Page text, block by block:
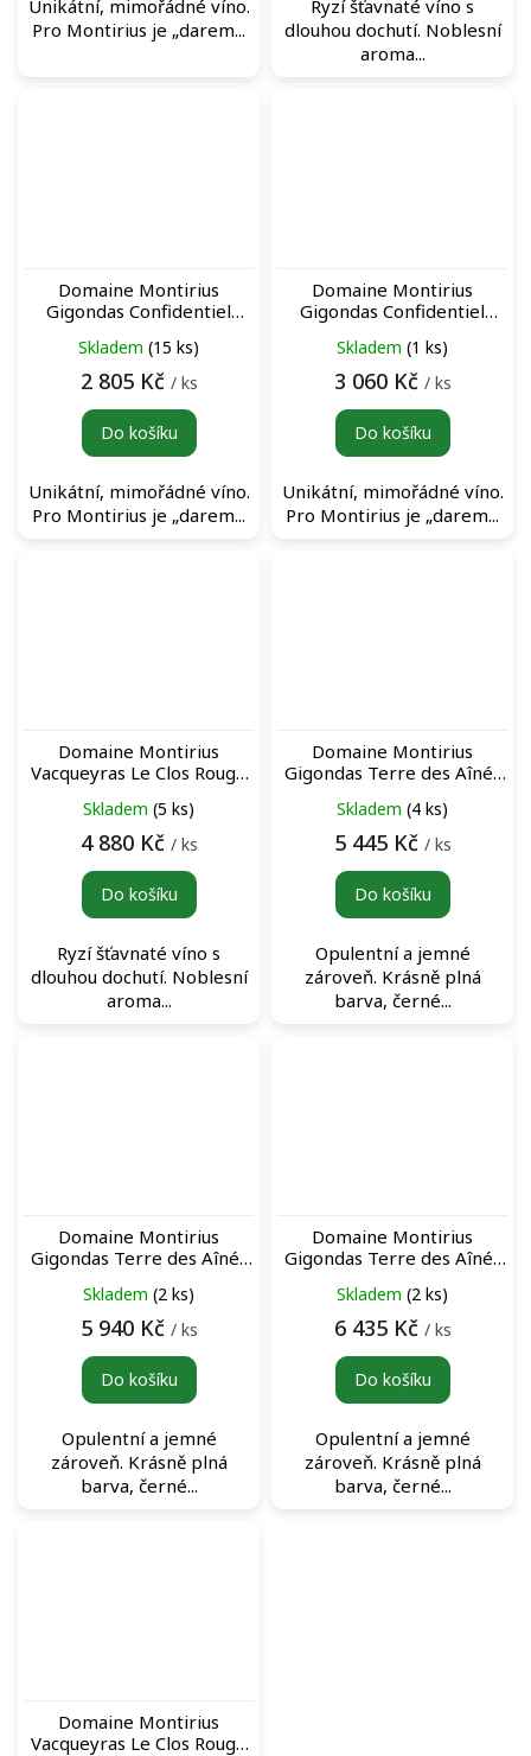
Unikátní, mimořádné víno.
Pro Montirius je „darem...
Ryzí šťavnaté víno s
dlouhou dochutí. Noblesní
aroma...
Domaine Montirius
Gigondas Confidentiel
červené víno
Skladem (15 ks)
2 805 Kč / ks
Do košíku
Unikátní, mimořádné víno.
Pro Montirius je „darem...
Domaine Montirius
Gigondas Confidentiel
červené víno
Skladem (1 ks)
3 060 Kč / ks
Do košíku
Unikátní, mimořádné víno.
Pro Montirius je „darem...
Domaine Montirius
Vacqueyras Le Clos Rouge
Skladem (5 ks)
4 880 Kč / ks
Do košíku
Ryzí šťavnaté víno s
dlouhou dochutí. Noblesní
aroma...
Domaine Montirius
Gigondas Terre des Aînés
archivní červené víno
Skladem (4 ks)
5 445 Kč / ks
Do košíku
Opulentní a jemné
zároveň. Krásně plná
barva, černé...
Domaine Montirius
Gigondas Terre des Aînés
archivní červené víno
Skladem (2 ks)
5 940 Kč / ks
Do košíku
Opulentní a jemné
zároveň. Krásně plná
barva, černé...
Domaine Montirius
Gigondas Terre des Aînés
archivní červené víno
Skladem (2 ks)
6 435 Kč / ks
Do košíku
Opulentní a jemné
zároveň. Krásně plná
barva, černé...
Domaine Montirius
Vacqueyras Le Clos Rouge